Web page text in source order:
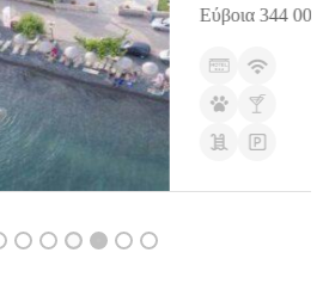
Εύβοια 344 00